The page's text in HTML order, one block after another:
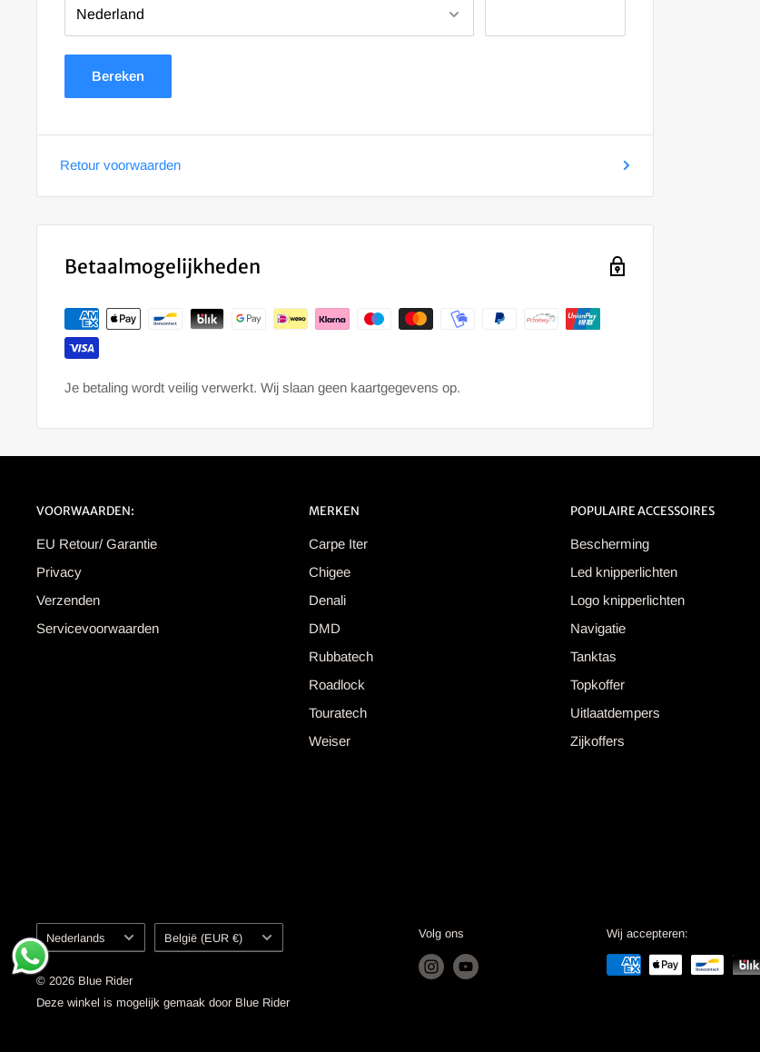
Bereken
Retour voorwaarden
Betaalmogelijkheden
Je betaling wordt veilig verwerkt. Wij slaan geen kaartgegevens op.
VOORWAARDEN:
EU Retour/ Garantie
Privacy
Verzenden
Servicevoorwaarden
MERKEN
Carpe Iter
Chigee
Denali
DMD
Rubbatech
Roadlock
Touratech
Weiser
POPULAIRE ACCESSOIRES
Bescherming
Led knipperlichten
Logo knipperlichten
Navigatie
Tanktas
Topkoffer
Uitlaatdempers
Zijkoffers
Taal
Nederlands
Land
of
België (EUR €)
© 2026 Blue Rider
Deze winkel is mogelijk gemaak door Blue Rider
Volg ons Wij accepteren: